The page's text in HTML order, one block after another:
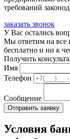
требований
заказать звонок
У Вас остались
Мы ответим на все
бесплатно и ни к
Получить
Имя
Телефон
Сообщение
Условия